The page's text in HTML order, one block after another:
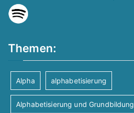
Themen:
Alpha alphabetisierung
Alphabetisierung und Grundbildung